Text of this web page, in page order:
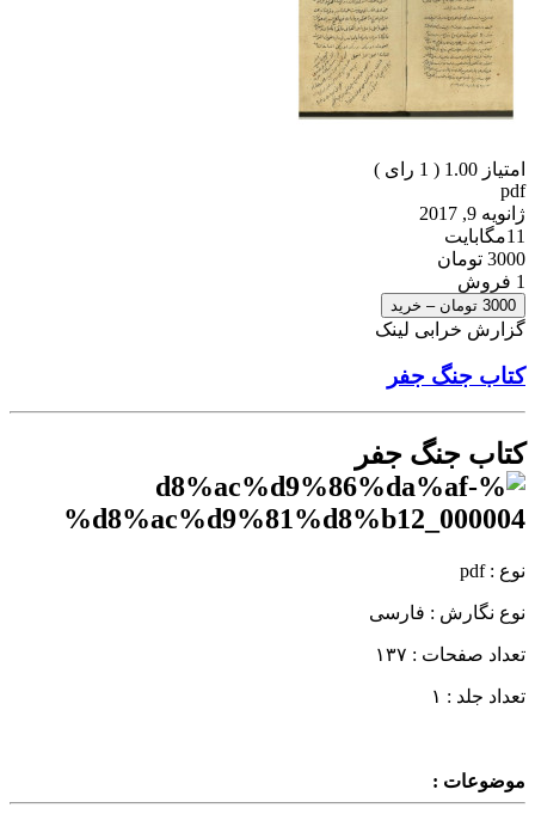
امتیاز 1.00 ( 1 رای )
pdf
ژانویه 9, 2017
11مگابایت
3000 تومان
1 فروش
3000 تومان – خرید
گزارش خرابی لینک
کتاب جنگ جفر
کتاب جنگ جفر
نوع : pdf
نوع نگارش : فارسی
تعداد صفحات : ۱۳۷
تعداد جلد : ۱
موضوعات :